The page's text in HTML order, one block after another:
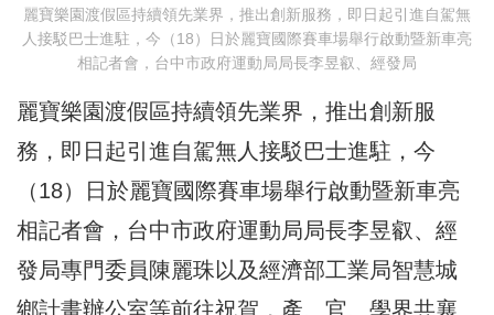
麗寶樂園渡假區持續領先業界，推出創新服務，即日起引進自駕無
人接駁巴士進駐，今（18）日於麗寶國際賽車場舉行啟動暨新車亮
相記者會，台中市政府運動局局長李昱叡、經發局
麗寶樂園渡假區持續領先業界，推出創新服
務，即日起引進自駕無人接駁巴士進駐，今
（18）日於麗寶國際賽車場舉行啟動暨新車亮
相記者會，台中市政府運動局局長李昱叡、經
發局專門委員陳麗珠以及經濟部工業局智慧城
鄉計畫辦公室等前往祝賀，產、官、學界共襄